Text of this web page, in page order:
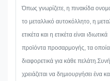
Όπως γνωρίζετε, η πινακίδα
το μεταλλικό αυτοκόλλητο, η
ετικέτα και η ετικέτα είναι ιδιωτικά
προϊόντα προσαρμογής, τα οποία
διαφορετικά για κάθε
χρειάζεται να δημιουργήσει ένα